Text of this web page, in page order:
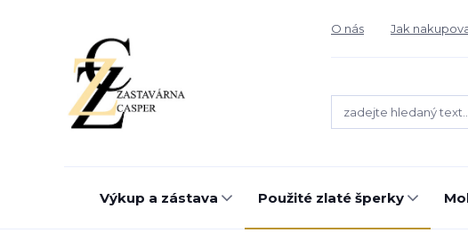
O nás Jak
Výkup a zástava Použité zlaté šperky